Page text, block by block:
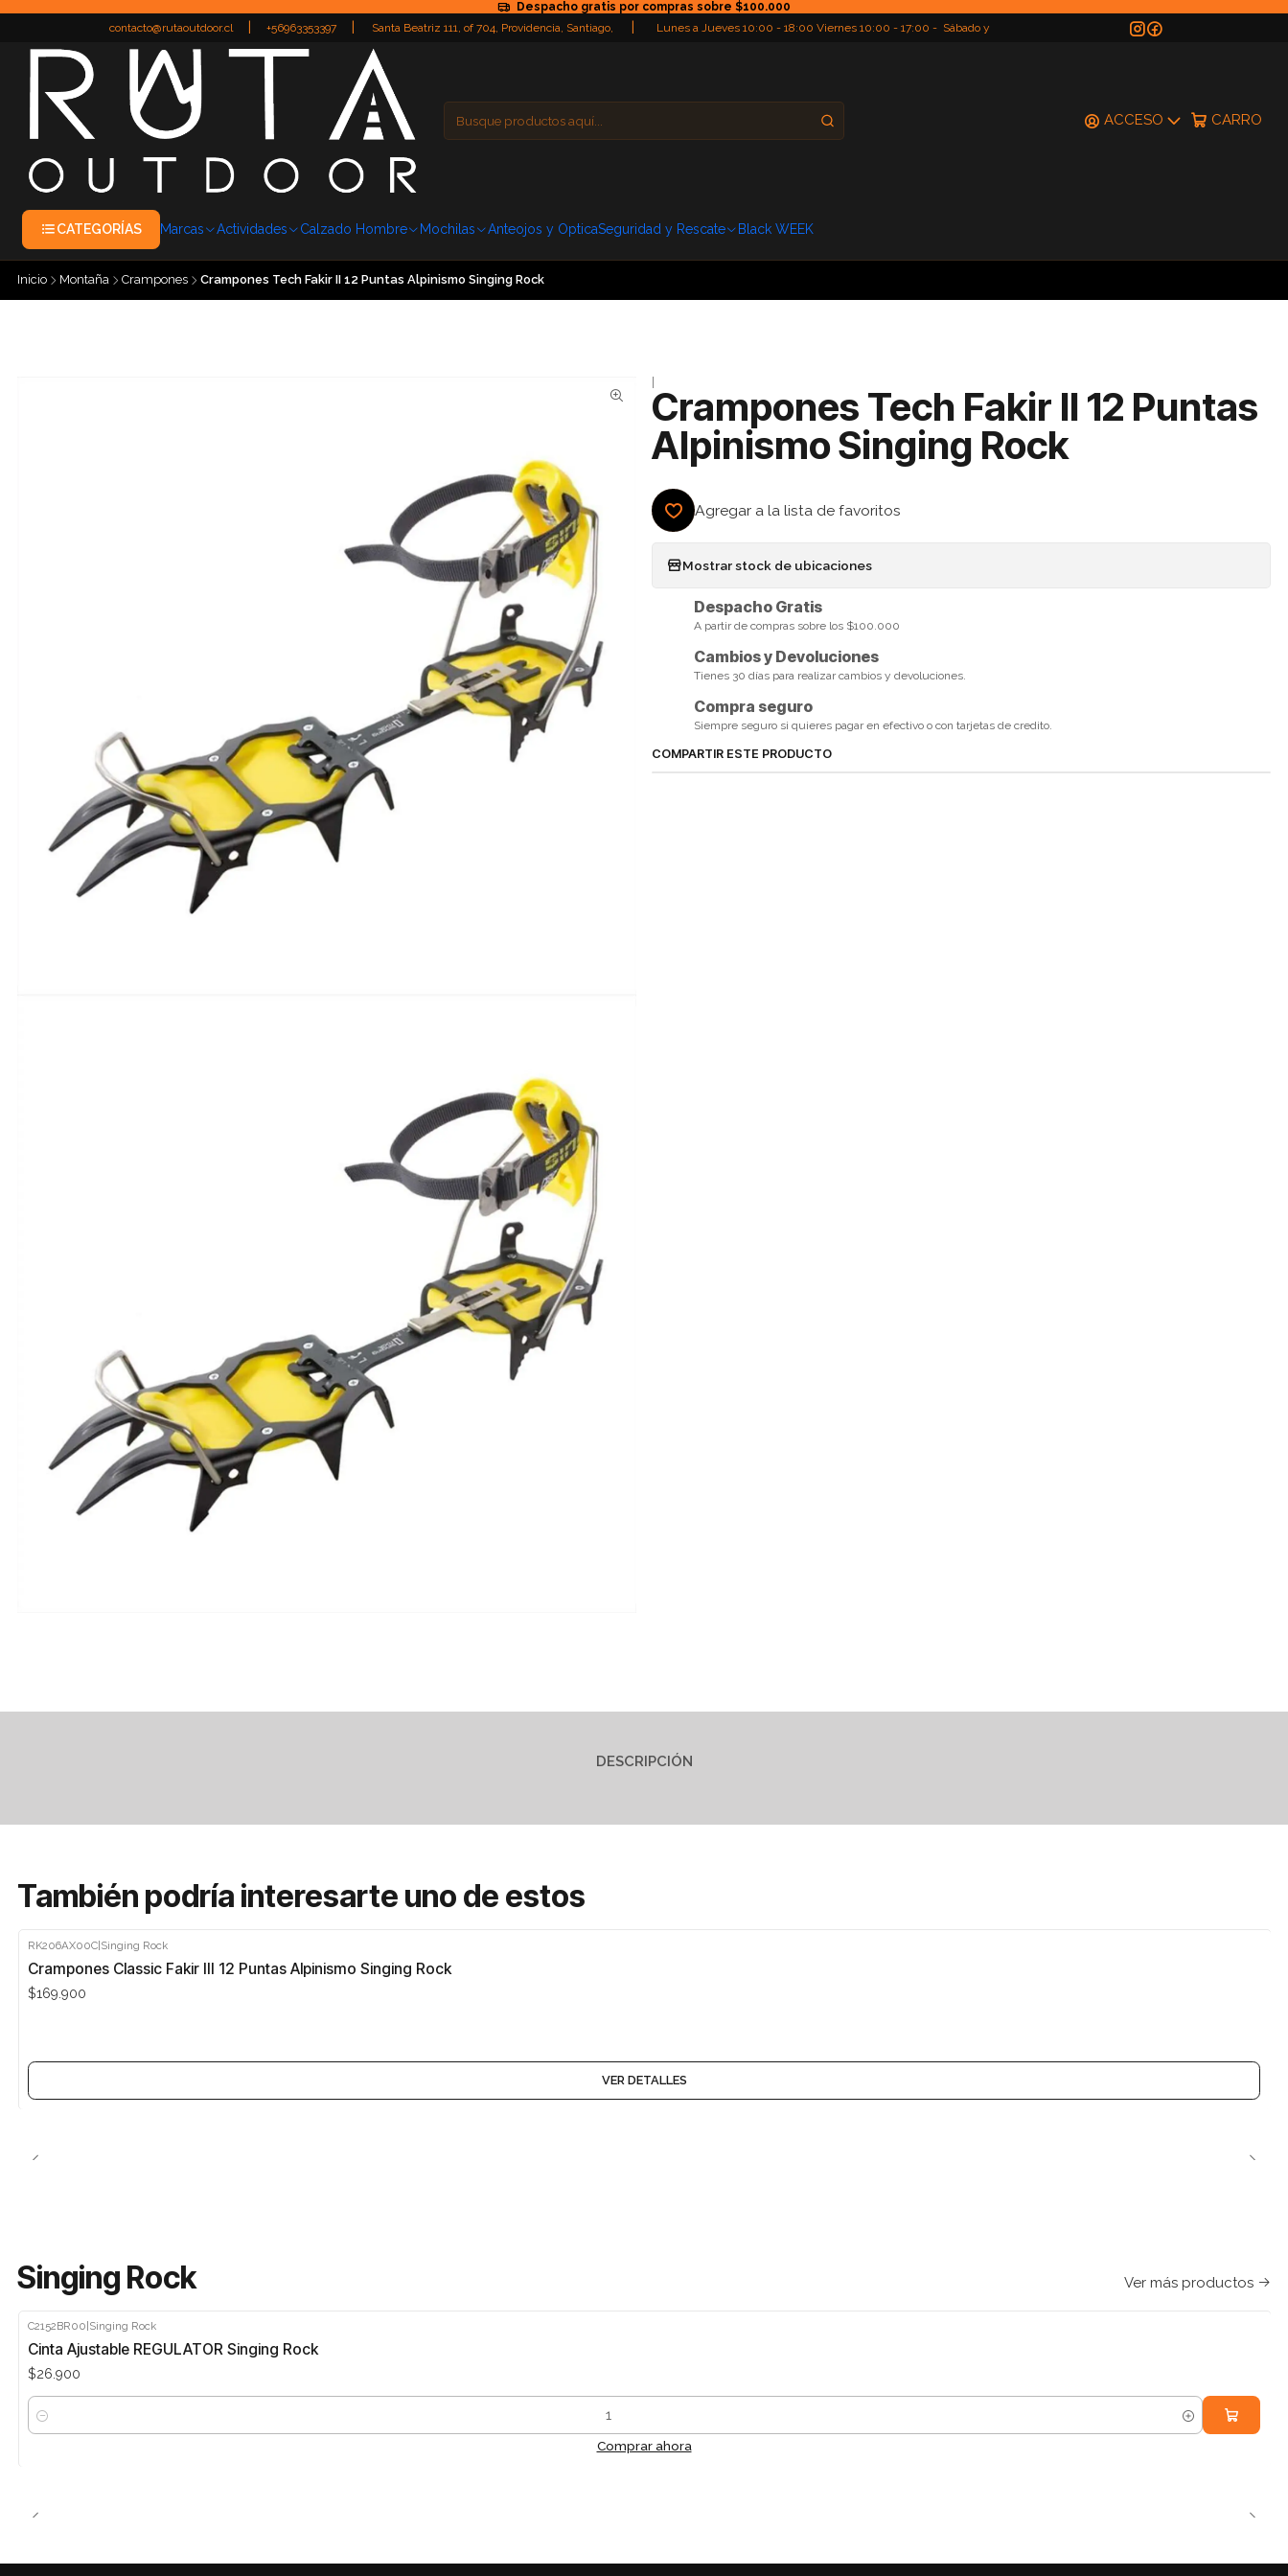
Despacho gratis por compras sobre $100.000
contacto@rutaoutdoor.cl
+56963353397
Santa Beatriz 111, of 704, Providencia, Santiago,
Lunes a Jueves 10:00 - 18:00 Viernes 10:00 - 17:00 - Sábado y
ACCESO CARRO
CATEGORÍAS Marcas Actividades Calzado Hombre Mochilas Anteojos y OpticaSeguridad y Rescate Black WEEK
Inicio Montaña Crampones Crampones Tech Fakir II 12 Puntas Alpinismo Singing Rock
|
Crampones Tech Fakir II 12 Puntas
Alpinismo Singing Rock
Agregar a la lista de favoritos
Mostrar stock de ubicaciones
Despacho Gratis
A partir de compras sobre los $100.000
Cambios y Devoluciones
Tienes 30 días para realizar cambios y devoluciones.
Compra seguro
Siempre seguro si quieres pagar en efectivo o con tarjetas de credito.
COMPARTIR ESTE PRODUCTO
DESCRIPCIÓN
También podría interesarte uno de estos
RK206AX00C| Singing Rock
Crampones Classic Fakir III 12 Puntas Alpinismo Singing Rock
$169.900
VER DETALLES
Singing Rock Ver más productos
C2152BR00 Singing Rock
Cinta Ajustable REGULATOR Singing Rock
$26.900
Cantidad
Comprar ahora